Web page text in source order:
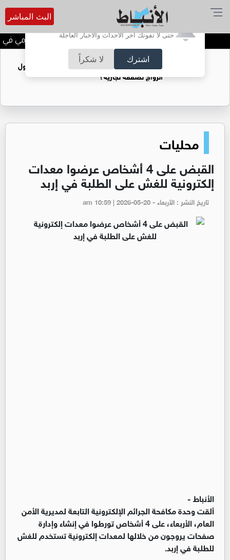
أترغب في تفعيل الإشعارات؟
حتى لا تفوتك آخر الأحداث والأخبار العاجلة
اشترك لا شكراً
البث المباشر
الحاجة خالدة محمود الكرمي في
فتيات يستغللنه لتحقيق مكاسب مادية.. هل تحول
الزواج لصفقة تجارية؟
محليات
القبض على 4 أشخاص عرضوا معدات
إلكترونية للغش على الطلبة في إربد
تاريخ النشر : الأربعاء - am 10:59 | 2026-05-20
الأنباط -
ألقت وحدة مكافحة الجرائم الإلكترونية التابعة لمديرية الأمن
العام، الأربعاء، على 4 أشخاص تورطوا في إنشاء وإدارة
صفحات يروجون من خلالها لمعدات إلكترونية تستخدم للغش
للطلبة في إربد.